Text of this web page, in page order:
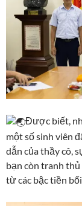
Được biết,
một số sinh viên
dẫn của thầy cô,
bạn còn tranh
từ các bậc tiền bối.